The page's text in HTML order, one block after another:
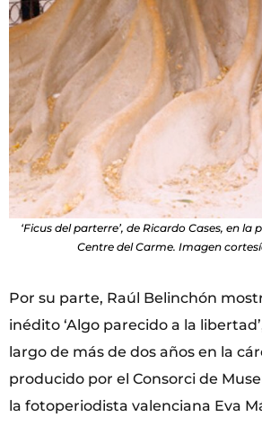
‘Ficus del parterre’, de Ricardo Cases, en
Centre del Carme. Imagen
Por su parte, Raúl Belinchón
inédito ‘Algo parecido a la
largo de más de dos años en la
producido por el Consorci de
la fotoperiodista valenciana Eva